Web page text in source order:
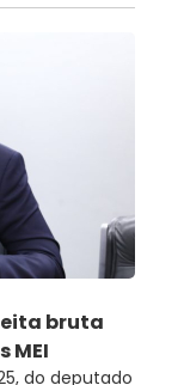
bruta
MEI
do deputado